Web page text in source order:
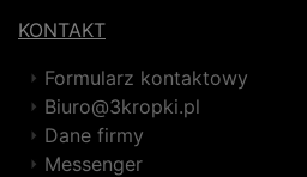
KONTAKT
Formularz kontaktowy
Biuro@3kropki.pl
Dane firmy
Messenger